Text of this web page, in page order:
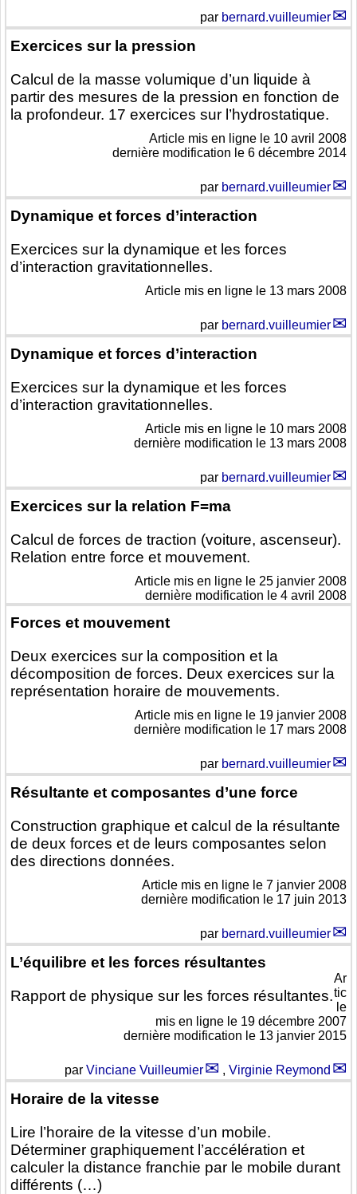
par bernard.vuilleumier
Exercices sur la pression
Calcul de la masse volumique d’un liquide à
partir des mesures de la pression en fonction de
la profondeur. 17 exercices sur l’hydrostatique.
Article mis en ligne le 10 avril 2008
dernière modification le 6 décembre 2014
par bernard.vuilleumier
Dynamique et forces d’interaction
Exercices sur la dynamique et les forces
d’interaction gravitationnelles.
Article mis en ligne le 13 mars 2008
par bernard.vuilleumier
Dynamique et forces d’interaction
Exercices sur la dynamique et les forces
d’interaction gravitationnelles.
Article mis en ligne le 10 mars 2008
dernière modification le 13 mars 2008
par bernard.vuilleumier
Exercices sur la relation F=ma
Calcul de forces de traction (voiture, ascenseur).
Relation entre force et mouvement.
Article mis en ligne le 25 janvier 2008
dernière modification le 4 avril 2008
Forces et mouvement
Deux exercices sur la composition et la
décomposition de forces. Deux exercices sur la
représentation horaire de mouvements.
Article mis en ligne le 19 janvier 2008
dernière modification le 17 mars 2008
par bernard.vuilleumier
Résultante et composantes d’une force
Construction graphique et calcul de la résultante
de deux forces et de leurs composantes selon
des directions données.
Article mis en ligne le 7 janvier 2008
dernière modification le 17 juin 2013
par bernard.vuilleumier
L’équilibre et les forces résultantes
Rapport de physique sur les forces résultantes.
Ar
tic
le
mis en ligne le 19 décembre 2007
dernière modification le 13 janvier 2015
par Vinciane Vuilleumier , Virginie Reymond
Horaire de la vitesse
Lire l’horaire de la vitesse d’un mobile.
Déterminer graphiquement l’accélération et
calculer la distance franchie par le mobile durant
différents (…)